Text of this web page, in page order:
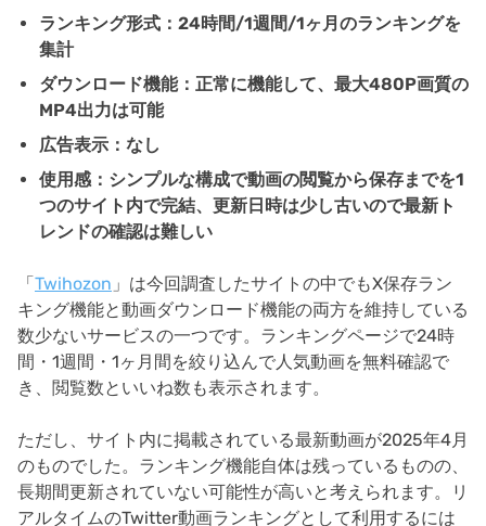
ランキング形式：24時間/1週間/1ヶ月のランキングを
集計
ダウンロード機能：正常に機能して、最大480P画質の
MP4出力は可能
広告表示：なし
使用感：シンプルな構成で動画の閲覧から保存までを1
つのサイト内で完結、更新日時は少し古いので最新ト
レンドの確認は難しい
「Twihozon 」は今回調査したサイトの中でもX保存ラン
キング機能と動画ダウンロード機能の両方を維持している
数少ないサービスの一つです。ランキングページで24時
間・1週間・1ヶ月間を絞り込んで人気動画を無料確認で
き、閲覧数といいね数も表示されます。
ただし、サイト内に掲載されている最新動画が2025年4月
のものでした。ランキング機能自体は残っているものの、
長期間更新されていない可能性が高いと考えられます。リ
アルタイムのTwitter動画ランキングとして利用するには